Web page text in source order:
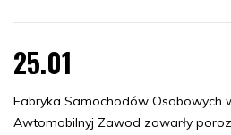
25.01
Fabryka Samochodów Osobowych
Awtomobilnyj Zawod zawarły